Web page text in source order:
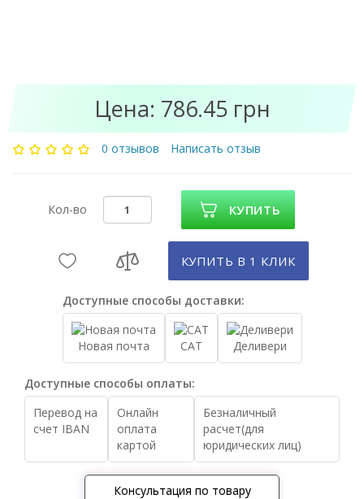
Цена: 786.45 грн
0 отзывов Написать отзыв
Кол-во КУПИТЬ
КУПИТЬ В 1 КЛИК
Доступные способы доставки:
Новая почта САТ Деливери
Доступные способы оплаты:
Перевод на
счет IBAN
Онлайн
оплата
картой
Безналичный
расчет(для
юридических лиц)
Консультация по товару